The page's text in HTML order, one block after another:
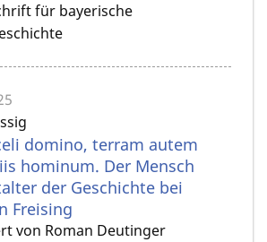
für bayerische
domino, terram autem
hominum. Der Mensch
der Geschichte bei
Freising
von Roman Deutinger